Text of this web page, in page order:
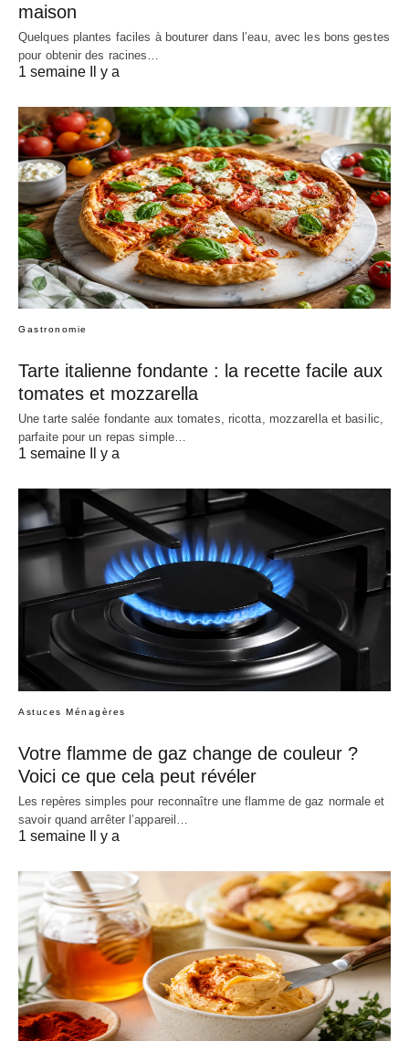
maison
Quelques plantes faciles à bouturer dans l’eau, avec les bons gestes
pour obtenir des racines…
1 semaine Il y a
Gastronomie
Tarte italienne fondante : la recette facile aux
tomates et mozzarella
Une tarte salée fondante aux tomates, ricotta, mozzarella et basilic,
parfaite pour un repas simple…
1 semaine Il y a
Astuces Ménagères
Votre flamme de gaz change de couleur ?
Voici ce que cela peut révéler
Les repères simples pour reconnaître une flamme de gaz normale et
savoir quand arrêter l’appareil…
1 semaine Il y a